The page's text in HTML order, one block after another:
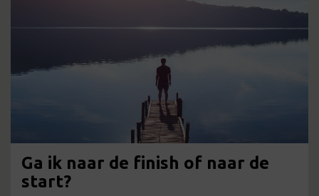
Ga ik naar de finish of naar de
start?